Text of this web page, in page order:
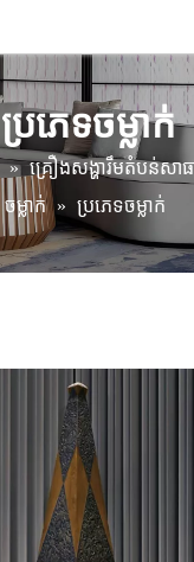
ប្រភេទចម្លាក់
» គ្រឿងសង្ហារឹមតំបន់សា
ចម្លាក់ » ប្រភេទចម្លាក់